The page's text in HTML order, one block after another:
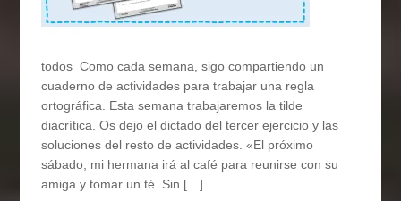
todos Como cada semana, sigo compartiendo un
cuaderno de actividades para trabajar una regla
ortográfica. Esta semana trabajaremos la tilde
diacrítica. Os dejo el dictado del tercer ejercicio y las
soluciones del resto de actividades. «El próximo
sábado, mi hermana irá al café para reunirse con su
amiga y tomar un té. Sin […]